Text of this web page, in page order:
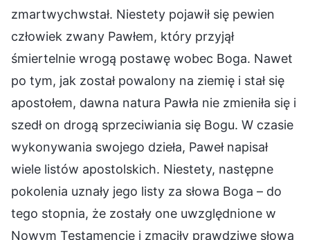
zmartwychwstał. Niestety pojawił się pewien
człowiek zwany Pawłem, który przyjął
śmiertelnie wrogą postawę wobec Boga. Nawet
po tym, jak został powalony na ziemię i stał się
apostołem, dawna natura Pawła nie zmieniła się i
szedł on drogą sprzeciwiania się Bogu. W czasie
wykonywania swojego dzieła, Paweł napisał
wiele listów apostolskich. Niestety, następne
pokolenia uznały jego listy za słowa Boga – do
tego stopnia, że zostały one uwzględnione w
Nowym Testamencie i zmąciły prawdziwe słowa